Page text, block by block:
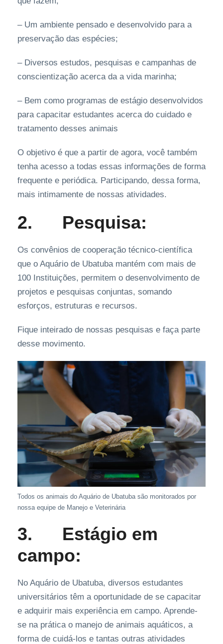
– Um ambiente pensado e desenvolvido para a
preservação das espécies;
– Diversos estudos, pesquisas e campanhas de
conscientização acerca da a vida marinha;
– Bem como programas de estágio desenvolvidos
para capacitar estudantes acerca do cuidado e
tratamento desses animais
O objetivo é que a partir de agora, você também
tenha acesso a todas essas informações de forma
frequente e periódica. Participando, dessa forma,
mais intimamente de nossas atividades.
2. Pesquisa:
Os convênios de cooperação técnico-científica
que o Aquário de Ubatuba mantém com mais de
100 Instituições, permitem o desenvolvimento de
projetos e pesquisas conjuntas, somando
esforços, estruturas e recursos.
Fique inteirado de nossas pesquisas e faça parte
desse movimento.
Todos os animais do Aquário de Ubatuba são monitorados por
nossa equipe de Manejo e Veterinária
3.
Estágio em
campo:
No Aquário de Ubatuba, diversos estudantes
universitários têm a oportunidade de se capacitar
e adquirir mais experiência em campo. Aprende-
se na prática o manejo de animais aquáticos, a
forma de cuidá-los e tantas outras atividades